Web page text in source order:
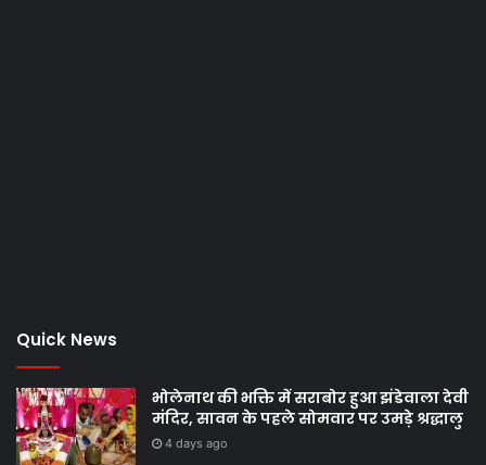
Quick News
भोलेनाथ की भक्ति में सराबोर हुआ झंडेवाला देवी
मंदिर, सावन के पहले सोमवार पर उमड़े श्रद्धालु
4 days ago